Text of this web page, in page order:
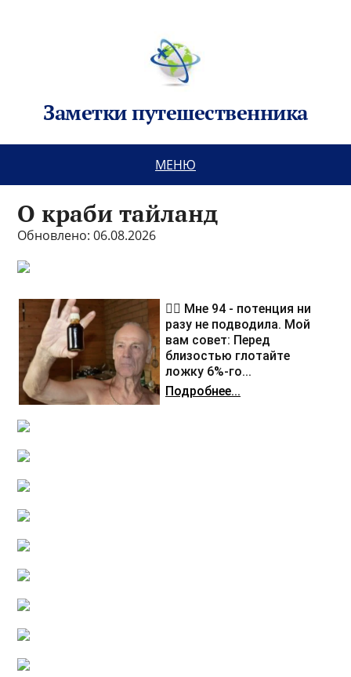
Заметки путешественника
МЕНЮ
О краби тайланд
Обновлено: 06.08.2026
❤️‍🔥 Мне 94 - потенция ни
разу не подводила. Мой
вам совет: Перед
близостью глотайте
ложку 6%-го...
Подробнее...